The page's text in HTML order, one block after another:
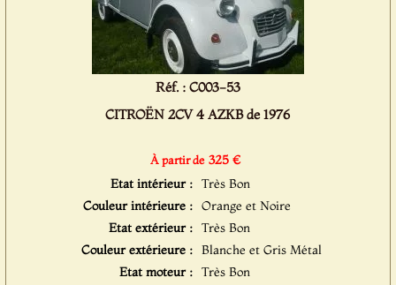
Réf. : C003-53
CITROËN 2CV 4 AZKB de 1976
À partir de 325 €
Etat intérieur : Très Bon
Couleur intérieure : Orange et Noire
Etat extérieur : Très Bon
Couleur extérieure : Blanche et Gris Métal
Etat moteur : Très Bon